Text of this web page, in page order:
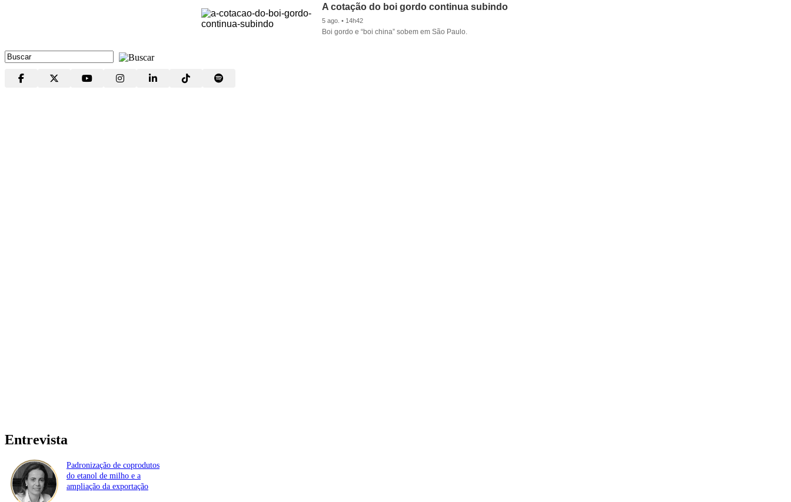
A cotação do boi gordo continua subindo
5 ago. • 14h42
Boi gordo e “boi china” sobem em São Paulo.
Entrevista
Padronização de coprodutos
do etanol de milho e a
ampliação da exportação